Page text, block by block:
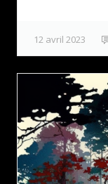
12 avril 2023